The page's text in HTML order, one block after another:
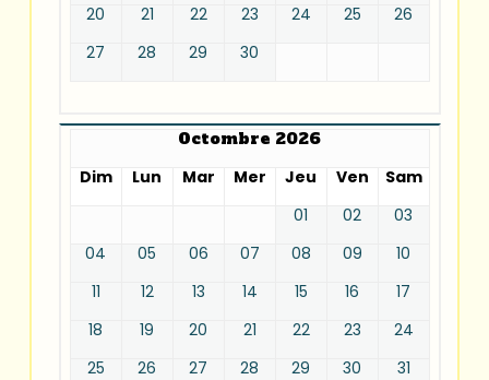
20
21 22 23 24 25
26
27
28 29 30
Octombre 2026
Dim
Lun Mar Mer Jeu Ven
Sam
01
02
03
04
05 06 07 08 09
10
11
12 13 14 15 16
17
18
19 20 21 22 23
24
25
26 27 28 29 30 31